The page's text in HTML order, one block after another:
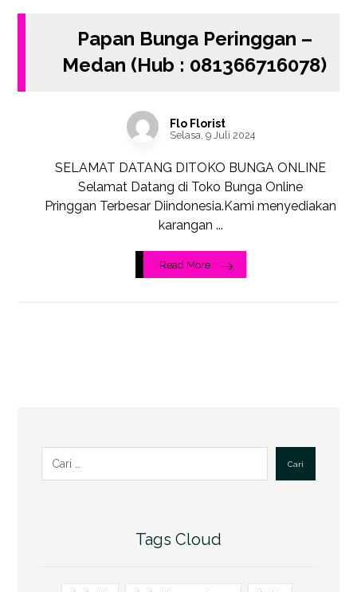
Papan Bunga Peringgan –
Medan (Hub : 081366716078)
Flo Florist
Selasa, 9 Juli 2024
SELAMAT DATANG DITOKO BUNGA ONLINE
Selamat Datang di Toko Bunga Online
Pringgan Terbesar Diindonesia.Kami menyediakan
karangan ...
Read More
Cari
Tags Cloud